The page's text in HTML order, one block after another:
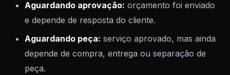
Aguardando aprovação: orçamento foi enviado
e depende de resposta do cliente.
Aguardando peça: serviço aprovado, mas ainda
depende de compra, entrega ou separação de
peça.